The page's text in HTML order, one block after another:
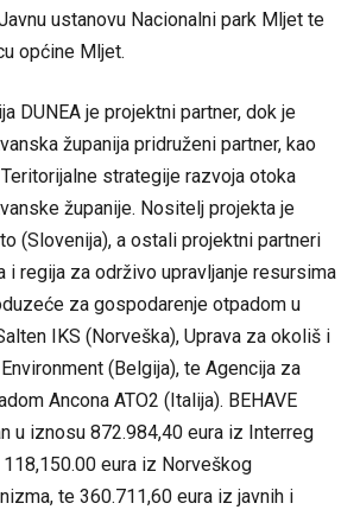
ustanovu Nacionalni park Mljet te
općine Mljet.
DUNEA je projektni partner, dok je
županija pridruženi partner, kao
strategije razvoja otoka
županije. Nositelj projekta je
(Slovenija), a ostali projektni partneri
i regija za održivo upravljanje resursima
za gospodarenje otpadom u
IKS (Norveška), Uprava za okoliš i
(Belgija), te Agencija za
Ancona ATO2 (Italija). BEHAVE
u iznosu 872.984,40 eura iz Interreg
118,150.00 eura iz Norveškog
te 360.711,60 eura iz javnih i